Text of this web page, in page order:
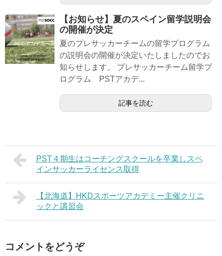
【お知らせ】夏のスペイン留学説明会
の開催が決定
夏のプレサッカーチームの留学プログラム
の説明会の開催が決定いたしましたのでお
知らせします。 プレサッカーチーム留学プ
ログラム PSTアカデ...
記事を読む
PST４期生はコーチングスクールを卒業しスペ
インサッカーライセンス取得
【北海道】HKDスポーツアカデミー主催クリニ
ックと講習会
コメントをどうぞ